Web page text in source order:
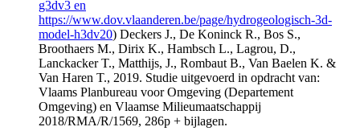
g3dv3 en
https://www.dov.vlaanderen.be/page/hydrogeologisch-3d-
model-h3dv20) Deckers J., De Koninck R., Bos S.,
Broothaers M., Dirix K., Hambsch L., Lagrou, D.,
Lanckacker T., Matthijs, J., Rombaut B., Van Baelen K. &
Van Haren T., 2019. Studie uitgevoerd in opdracht van:
Vlaams Planbureau voor Omgeving (Departement
Omgeving) en Vlaamse Milieumaatschappij
2018/RMA/R/1569, 286p + bijlagen.